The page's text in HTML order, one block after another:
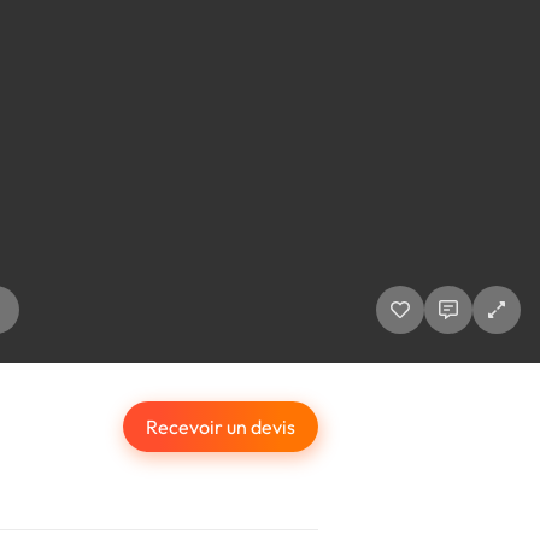
Recevoir un devis